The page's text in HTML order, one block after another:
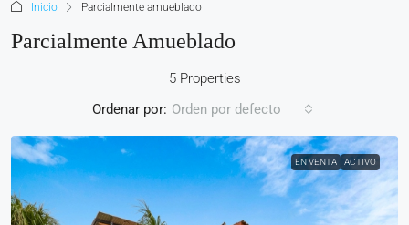
Inicio Parcialmente amueblado
Parcialmente Amueblado
5 Properties
Ordenar por: Orden por defecto
EN VENTA ACTIVO